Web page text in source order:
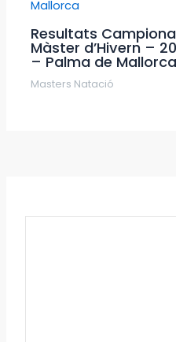
Resultats
Màster d’Hivern –
– Palma de Mallorca
Masters Natació